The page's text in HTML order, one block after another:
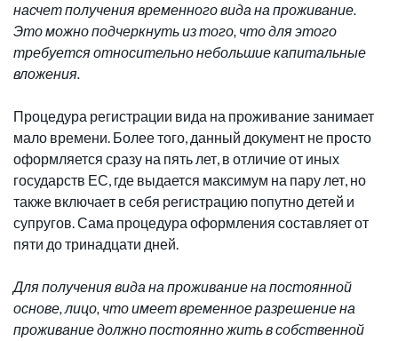
насчет получения временного вида на проживание.
Это можно подчеркнуть из того, что для этого
требуется относительно небольшие капитальные
вложения.
Процедура регистрации вида на проживание занимает
мало времени. Более того, данный документ не просто
оформляется сразу на пять лет, в отличие от иных
государств ЕС, где выдается максимум на пару лет, но
также включает в себя регистрацию попутно детей и
супругов. Сама процедура оформления составляет от
пяти до тринадцати дней.
Для получения вида на проживание на постоянной
основе, лицо, что имеет временное разрешение на
проживание должно постоянно жить в собственной